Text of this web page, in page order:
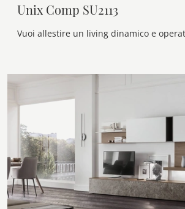
Unix Comp SU2113